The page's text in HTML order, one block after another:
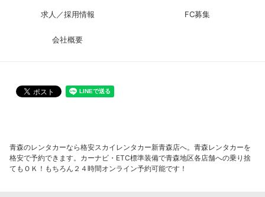
求人／採用情報 FC募集
会社概要
青森のレンタカーなら格安スカイレンタカー新青森店へ。青森レンタカーを
格安で予約できます。カーナビ・ETC標準装備で青森地区各店舗への乗り捨
てもＯＫ！もちろん２４時間オンライン予約可能です！